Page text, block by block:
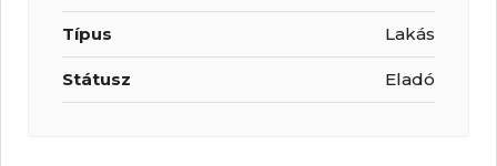
Típus Lakás
Státusz Eladó